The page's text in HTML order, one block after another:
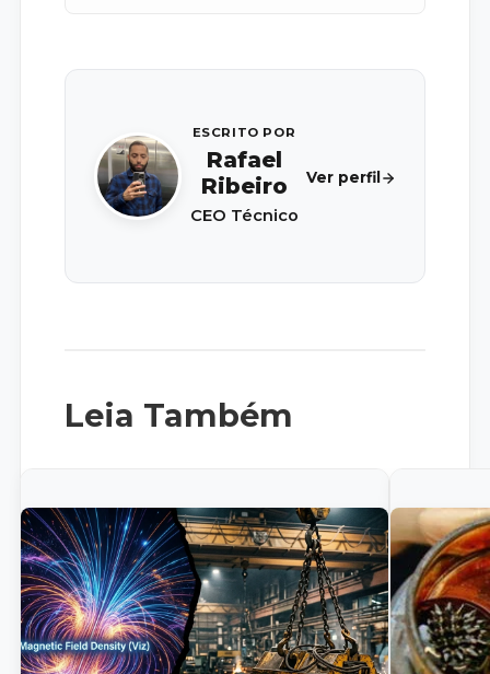
ESCRITO POR
Rafael
Ribeiro
CEO Técnico
Ver perfil
Leia Também